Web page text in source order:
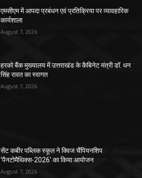
एमसीएम में आपदा प्रबंधन एवं प्रतिक्रिया पर व्यावहारिक
कार्यशाला
August 7, 2026
हरको बैंक मुख्यालय में उत्तराखंड के कैबिनेट मंत्री डॉ. धन
सिंह रावत का स्वागत
August 7, 2026
सेंट कबीर पब्लिक स्कूल ने क्विज चैंपियनशिप
‘पैनटोमैथिक्स-2026’ का किया आयोजन
August 7, 2026